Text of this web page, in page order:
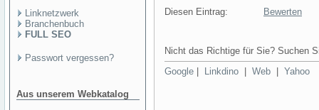
Linknetzwerk
Branchenbuch
FULL SEO
Passwort vergessen?
Aus unserem Webkatalog
Diesen Eintrag:
Bewerten
Nicht das Richtige für Sie? Suchen
Google
Linkdino Web Yahoo